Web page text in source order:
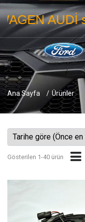
AUDİ seat
Ana Sayfa Ürünler
Gösterilen 1-40 ürün